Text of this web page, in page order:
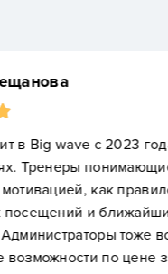
без труда научился
проблем
бывае. Удобно
бассейн и ходить
приятные,